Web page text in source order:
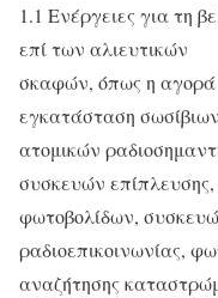
1.1 Ενέργειες για τη
επί των αλιευτικών
σκαφών, όπως η αγορά
εγκατάσταση
ατομικών
συσκευών επίπλευσης,
φωτοβολίδων,
ραδιοεπικοινωνίας,
αναζήτησης